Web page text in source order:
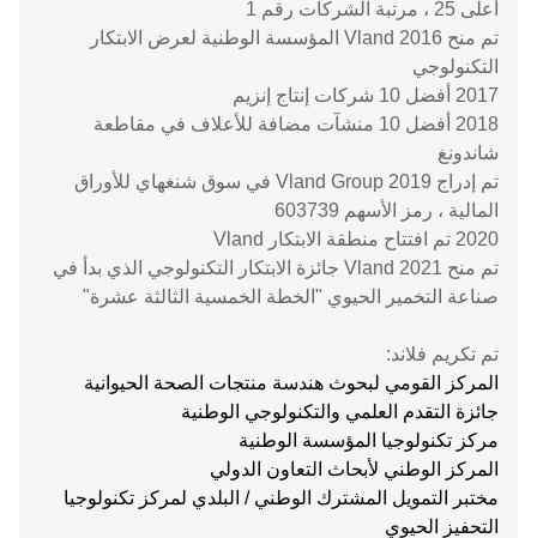
أعلى 25 ، مرتبة الشركات رقم 1
تم منح 2016 Vland المؤسسة الوطنية لعرض الابتكار
التكنولوجي
2017 أفضل 10 شركات إنتاج إنزيم
2018 أفضل 10 منشآت مضافة للأعلاف في مقاطعة
شاندونغ
تم إدراج 2019 Vland Group في سوق شنغهاي للأوراق
المالية ، رمز الأسهم 603739
2020 تم افتتاح منطقة الابتكار Vland
تم منح 2021 Vland جائزة الابتكار التكنولوجي الذي بدأ في
صناعة التخمير الحيوي "الخطة الخمسية الثالثة عشرة"
تم تكريم فلاند:
المركز القومي لبحوث هندسة منتجات الصحة الحيوانية
جائزة التقدم العلمي والتكنولوجي الوطنية
مركز تكنولوجيا المؤسسة الوطنية
المركز الوطني لأبحاث التعاون الدولي
مختبر التمويل المشترك الوطني / البلدي لمركز تكنولوجيا
التحفيز الحيوي